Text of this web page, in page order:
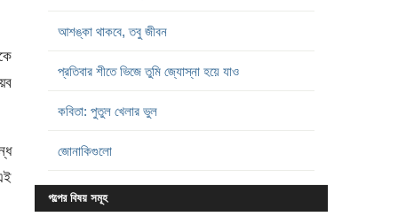
আশঙ্কা থাকবে, তবু জীবন
প্রতিবার শীতে ভিজে তুমি জ্যোস্না হয়ে যাও
কবিতা: পুতুল খেলার ভুল
জোনাকিগুলো
গল্পের বিষয় সমূহ